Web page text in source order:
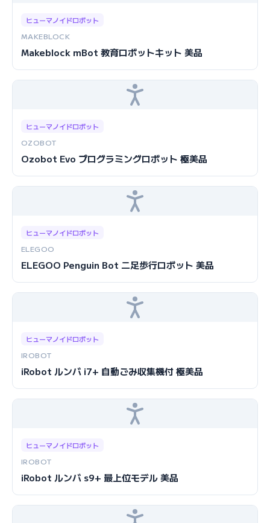
ヒューマノイドロボット
MAKEBLOCK
Makeblock mBot 教育ロボットキット 美品
ヒューマノイドロボット
OZOBOT
Ozobot Evo プログラミングロボット 極美品
ヒューマノイドロボット
ELEGOO
ELEGOO Penguin Bot 二足歩行ロボット 美品
ヒューマノイドロボット
IROBOT
iRobot ルンバ i7+ 自動ごみ収集機付 極美品
ヒューマノイドロボット
IROBOT
iRobot ルンバ s9+ 最上位モデル 美品